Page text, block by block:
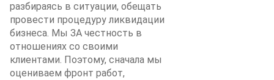
разбираясь в ситуации, обещать
провести процедуру ликвидации
бизнеса. Мы ЗА честность в
отношениях со своими
клиентами. Поэтому, сначала мы
оцениваем фронт работ,